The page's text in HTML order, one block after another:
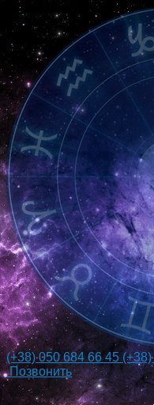
(+38)050 684 66 45 (+38)
Позвонить